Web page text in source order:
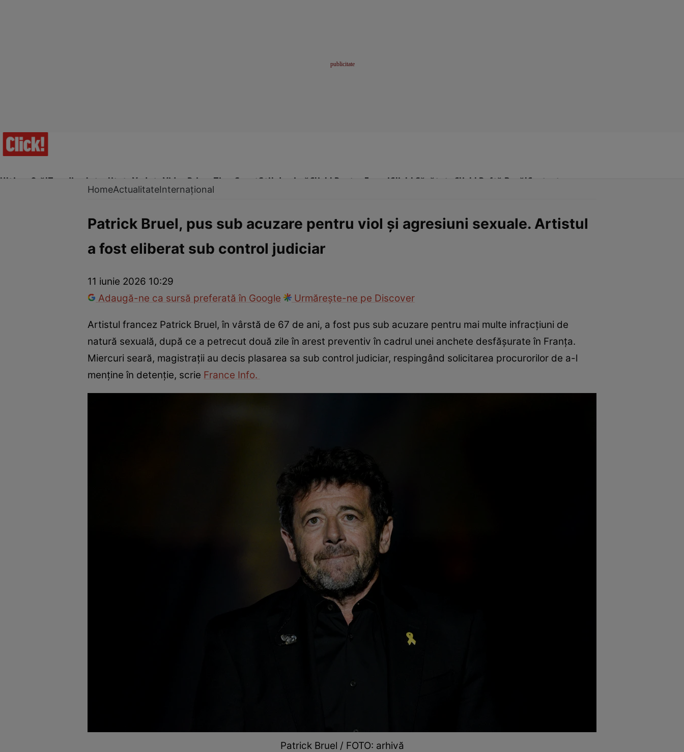
Ultima Oră!Trending Actualitate Vedete Video Prime Time SportStil de viațăClick! Pentru FemeiClick! Sănătate Click! Poftă Bună!Contact
InternaționalFapt divers TehnologieNațional Sport
HomeActualitateInternațional
Patrick Bruel, pus sub acuzare pentru viol și agresiuni sexuale. Artistul
a fost eliberat sub control judiciar
11 iunie 2026 10:29
Adaugă-ne ca sursă preferată în Google
Urmărește-ne pe Discover
Artistul francez Patrick Bruel, în vârstă de 67 de ani, a fost pus sub acuzare pentru mai multe infracțiuni de
natură sexuală, după ce a petrecut două zile în arest preventiv în cadrul unei anchete desfășurate în Franța.
Miercuri seară, magistrații au decis plasarea sa sub control judiciar, respingând solicitarea procurorilor de a-l
menține în detenție, scrie France Info.
Patrick Bruel / FOTO: arhivă